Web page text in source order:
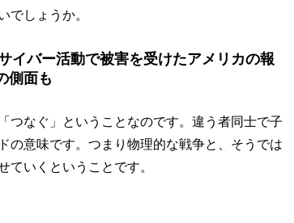
でしょうか。
イバー活動で被害を受けたアメリカの報
側面も
つなぐ」ということなのです。違う者同士で子
の意味です。つまり物理的な戦争と、そうでは
ていくということです。